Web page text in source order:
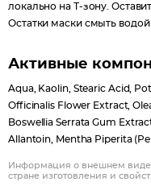
локально на Т-зону.
Остатки маски смыть водой
Активные
Aqua, Kaolin, Stearic Acid,
Officinalis Flower Extract,
Boswellia Serrata Gum
Allantoin, Mentha Piperita
Информация о внешнем виде,
стране изготовления и